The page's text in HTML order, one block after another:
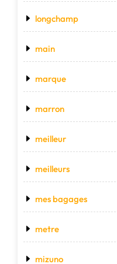
longchamp
main
marque
marron
meilleur
meilleurs
mes bagages
metre
mizuno